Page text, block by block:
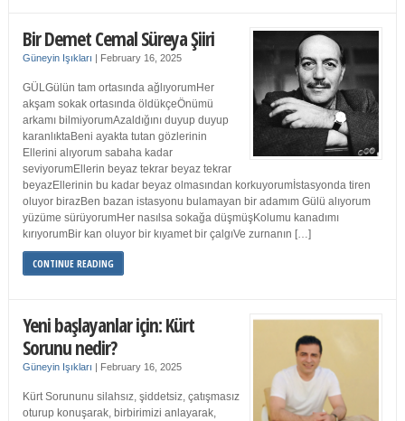
Bir Demet Cemal Süreya Şiiri
Güneyin Işıkları | February 16, 2025
GÜLGülün tam ortasında ağlıyorumHer
akşam sokak ortasında öldükçeÖnümü
arkamı bilmiyorumAzaldığını duyup duyup
karanlıktaBeni ayakta tutan gözlerinin
Ellerini alıyorum sabaha kadar
seviyorumEllerin beyaz tekrar beyaz tekrar
beyazEllerinin bu kadar beyaz olmasından korkuyorumİstasyonda tiren
oluyor birazBen bazan istasyonu bulamayan bir adamım Gülü alıyorum
yüzüme sürüyorumHer nasılsa sokağa düşmüşKolumu kanadımı
kırıyorumBir kan oluyor bir kıyamet bir çalgıVe zurnanın […]
CONTINUE READING
Yeni başlayanlar için: Kürt
Sorunu nedir?
Güneyin Işıkları | February 16, 2025
Kürt Sorununu silahsız, şiddetsiz, çatışmasız
oturup konuşarak, birbirimizi anlayarak,